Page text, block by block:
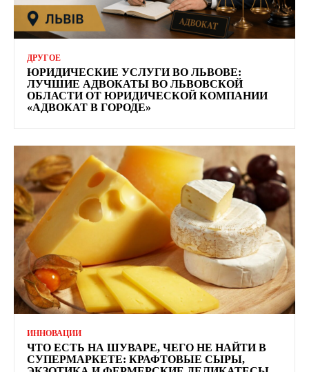
ДРУГОЕ
ЮРИДИЧЕСКИЕ УСЛУГИ ВО ЛЬВОВЕ:
ЛУЧШИЕ АДВОКАТЫ ВО ЛЬВОВСКОЙ
ОБЛАСТИ ОТ ЮРИДИЧЕСКОЙ КОМПАНИИ
«АДВОКАТ В ГОРОДЕ»
ИННОВАЦИИ
ЧТО ЕСТЬ НА ШУВАРЕ, ЧЕГО НЕ НАЙТИ В
СУПЕРМАРКЕТЕ: КРАФТОВЫЕ СЫРЫ,